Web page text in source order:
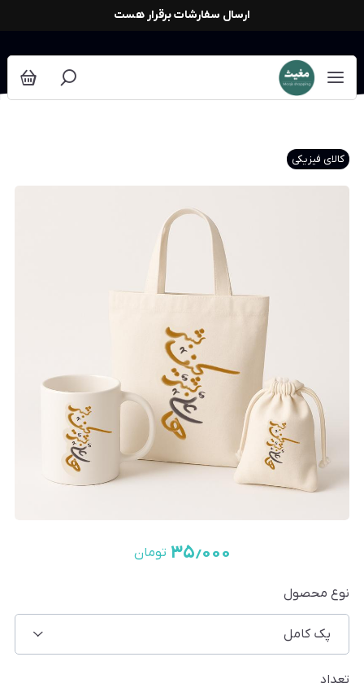
ارسال سفارشات برقرار هست
کالای فیزیکی
۳۵٫۰۰۰ تومان
نوع محصول
پک کامل
تعداد